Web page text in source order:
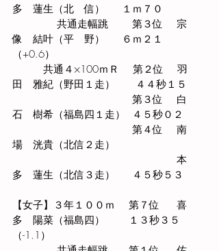
多　蓮生（北　信）　  １ｍ７０
共通走幅跳 　　第３位 　宗
像　結叶（平　野）　  ６ｍ２１
（+0.6）
共通４×100ｍＲ    第２位 　羽
田　雅紀（野田 １ 走）　　４４秒１５
第３位 　白
石　樹希（福島四１走）  ４５秒０２
第４位 　南
場　洸貴（北信２走）
本
多　蓮生（北信３走）     ４５秒５３
【女子】３年１００ｍ 　第７位　  喜
多　陽菜（福島四）　　 １３秒３５
（-1.1）